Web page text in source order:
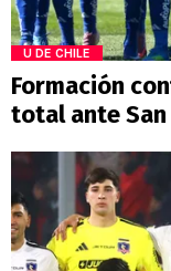
U DE CHILE
Formación
total ante San